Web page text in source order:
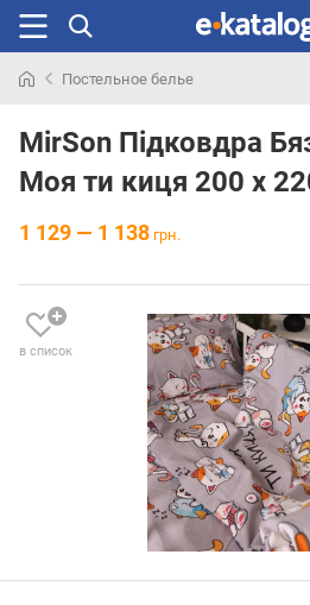
раньше
Постельное белье
MirSon Підковдра
Моя ти киця 200 x
1 129 — 1 138 грн.
в список